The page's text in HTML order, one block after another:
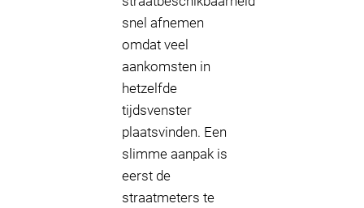
snel afnemen
omdat veel
aankomsten in
hetzelfde
tijdsvenster
plaatsvinden. Een
slimme aanpak is
eerst de
straatmeters te